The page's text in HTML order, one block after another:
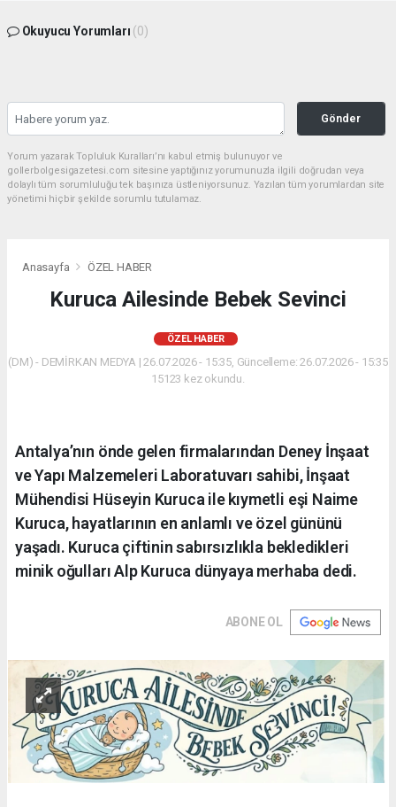
Okuyucu Yorumları (0)
Gönder
Yorum yazarak Topluluk Kuralları’nı kabul etmiş bulunuyor ve
gollerbolgesigazetesi.com sitesine yaptığınız yorumunuzla ilgili doğrudan veya
dolaylı tüm sorumluluğu tek başınıza üstleniyorsunuz. Yazılan tüm yorumlardan site
yönetimi hiçbir şekilde sorumlu tutulamaz.
Anasayfa ÖZEL HABER
Kuruca Ailesinde Bebek Sevinci
ÖZEL HABER
(DM) - DEMİRKAN MEDYA | 26.07.2026 - 15:35, Güncelleme: 26.07.2026 - 15:35
15123 kez okundu.
Antalya’nın önde gelen firmalarından Deney İnşaat
ve Yapı Malzemeleri Laboratuvarı sahibi, İnşaat
Mühendisi Hüseyin Kuruca ile kıymetli eşi Naime
Kuruca, hayatlarının en anlamlı ve özel gününü
yaşadı. Kuruca çiftinin sabırsızlıkla bekledikleri
minik oğulları Alp Kuruca dünyaya merhaba dedi.
ABONE OL